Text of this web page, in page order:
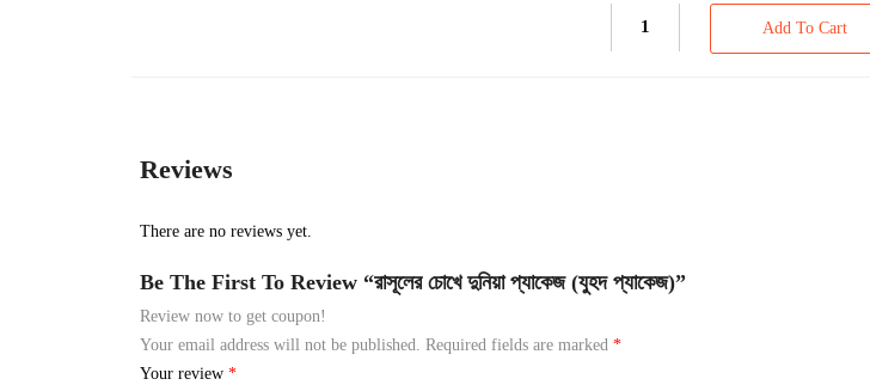
Add To Cart
Reviews
There are no reviews yet.
Be The First To Review “রাসূলের চোখে দুনিয়া প্যাকেজ (যুহদ প্যাকেজ)”
Review now to get coupon!
Your email address will not be published.
Required fields are marked*
Your review*